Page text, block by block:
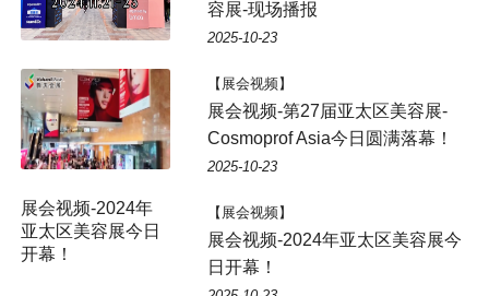
容展-现场播报
2025-10-23
【展会视频】
展会视频-第27届亚太区美容展-
Cosmoprof Asia今日圆满落幕！
2025-10-23
【展会视频】
展会视频-2024年亚太区美容展今
日开幕！